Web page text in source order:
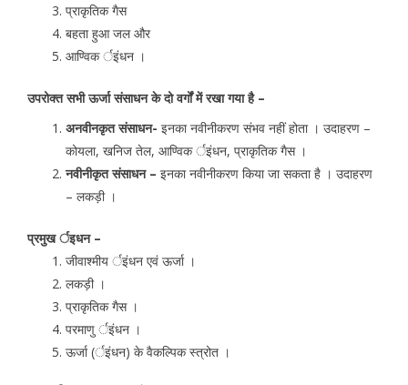
प्राकृतिक गैस
बहता हुआ जल और
आण्विक र्इंधन ।
उपरोक्त सभी ऊर्जा संसाधन के दो वर्गों में रखा गया है –
अनवीनकृत संसाधन- इनका नवीनीकरण संभव नहीं होता । उदाहरण –
कोयला, खनिज तेल, आण्विक र्इंधन, प्राकृतिक गैस ।
नवीनीकृत संसाधन – इनका नवीनीकरण किया जा सकता है । उदाहरण
– लकड़ी ।
प्रमुख र्इधन –
जीवाश्मीय र्इंधन एवं ऊर्जा ।
लकड़ी ।
प्राकृतिक गैस ।
परमाणु र्इंधन ।
ऊर्जा (र्इंधन) के वैकल्पिक स्त्रोत ।